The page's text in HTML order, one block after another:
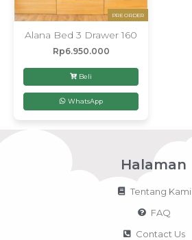
PRE ORDER
Alana Bed 3 Drawer 160
Rp6.950.000
Beli
WhatsApp
Halaman
Tentang Kami
FAQ
Contact Us